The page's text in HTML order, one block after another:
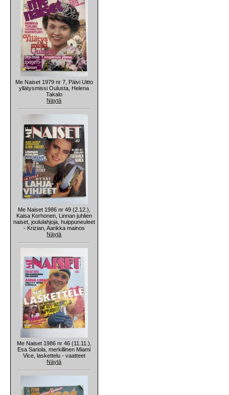
Me Naiset 1979 nr 7, Päivi Uitto
yllätysmissi Oulusta, Helena
Takalo
Näytä
Me Naiset 1986 nr 49 (2.12.),
Kaisa Korhonen, Linnan juhlien
naiset, joululahjoja, huippuneuleet
- Krizian, Aarikka mainos
Näytä
Me Naiset 1986 nr 46 (11.11.),
Esa Sariola, merkillinen Miami
Vice, laskettelu - vaatteet
Näytä